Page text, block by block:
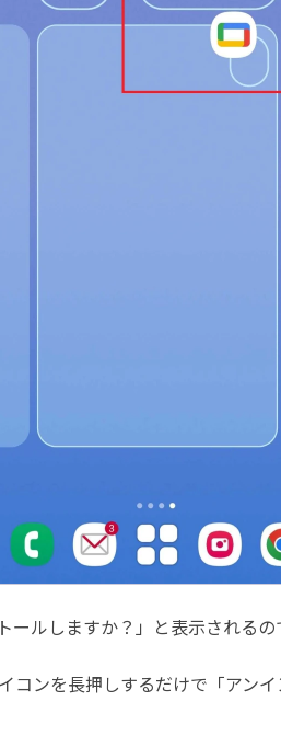
ールしますか？」と表示される
コンを長押しするだけで「アン